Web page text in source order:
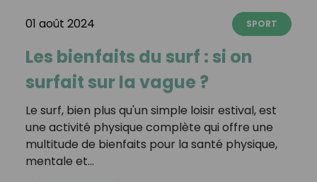
01 août 2024 SPORT
Les bienfaits du surf : si on
surfait sur la vague ?
Le surf, bien plus qu'un simple loisir estival, est
une activité physique complète qui offre une
multitude de bienfaits pour la santé physique,
mentale et…